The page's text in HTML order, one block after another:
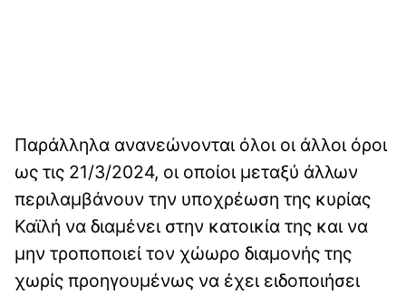
Παράλληλα ανανεώνονται όλοι οι άλλοι όροι
ως τις 21/3/2024, οι οποίοι μεταξύ άλλων
περιλαμβάνουν την υποχρέωση της κυρίας
Καϊλή να διαμένει στην κατοικία της και να
μην τροποποιεί τον χώωρο διαμονής της
χωρίς προηγουμένως να έχει ειδοποιήσει